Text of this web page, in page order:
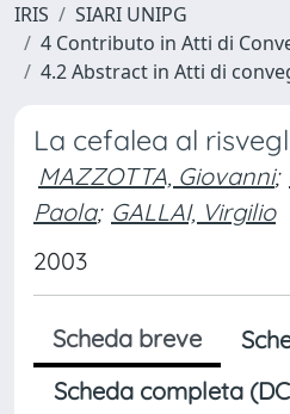
IRIS
SIARI UNIPG
4 Contributo in Atti di
4.2 Abstract in Atti di
La cefalea al
MAZZOTTA, Giovanni;
Paola; GALLAI, Virgilio
2003
Scheda breve
Scheda completa